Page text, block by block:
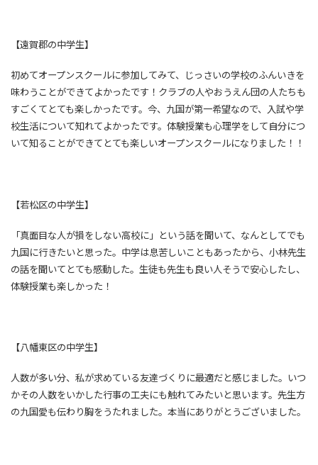
【遠賀郡の中学生】
初めてオープンスクールに参加してみて、じっさいの学校のふんいきを
味わうことができてよかったです！クラブの人やおうえん団の人たちも
すごくてとても楽しかったです。今、九国が第一希望なので、入試や学
校生活について知れてよかったです。体験授業も心理学をして自分につ
いて知ることができてとても楽しいオープンスクールになりました！！
【若松区の中学生】
「真面目な人が損をしない高校に」という話を聞いて、なんとしてでも
九国に行きたいと思った。中学は息苦しいこともあったから、小林先生
の話を聞いてとても感動した。生徒も先生も良い人そうで安心したし、
体験授業も楽しかった！
【八幡東区の中学生】
人数が多い分、私が求めている友達づくりに最適だと感じました。いつ
かその人数をいかした行事の工夫にも触れてみたいと思います。先生方
の九国愛も伝わり胸をうたれました。本当にありがとうございました。